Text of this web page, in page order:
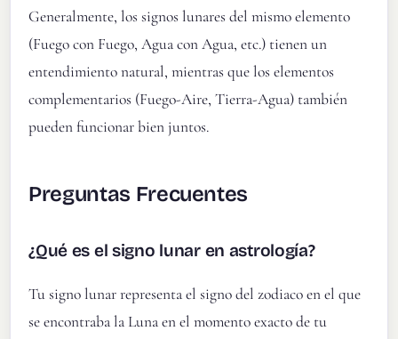
Generalmente, los signos lunares del mismo elemento
(Fuego con Fuego, Agua con Agua, etc.) tienen un
entendimiento natural, mientras que los elementos
complementarios (Fuego-Aire, Tierra-Agua) también
pueden funcionar bien juntos.
Preguntas Frecuentes
¿Qué es el signo lunar en astrología?
Tu signo lunar representa el signo del zodiaco en el que
se encontraba la Luna en el momento exacto de tu